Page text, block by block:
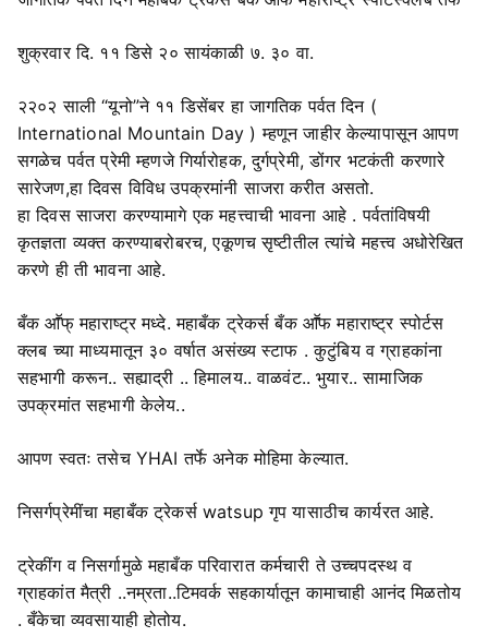
शुक्रवार दि. ११ डिसे २० सायंकाळी ७. ३० वा.
२२०२ साली “यूनो”ने ११ डिसेंबर हा जागतिक पर्वत दिन (
International Mountain Day ) म्हणून जाहीर केल्यापासून आपण
सगळेच पर्वत प्रेमी म्हणजे गिर्यारोहक, दुर्गप्रेमी, डोंगर भटकंती करणारे
सारेजण,हा दिवस विविध उपक्रमांनी साजरा करीत असतो.
हा दिवस साजरा करण्यामागे एक महत्त्वाची भावना आहे . पर्वतांविषयी
कृतज्ञता व्यक्त करण्याबरोबरच, एकूणच सृष्टीतील त्यांचे महत्त्व अधोरेखित
करणे ही ती भावना आहे.
बँक आॕफ् महाराष्ट्र मध्दे. महाबँक ट्रेकर्स बँक आॕफ महाराष्ट्र स्पोर्टस
क्लब च्या माध्यमातून ३० वर्षात असंख्य स्टाफ . कुटुंबिय व ग्राहकांना
सहभागी करून.. सह्याद्री .. हिमालय.. वाळवंट.. भुयार.. सामाजिक
उपक्रमांत सहभागी केलेय..
आपण स्वतः तसेच YHAI तर्फे अनेक मोहिमा केल्यात.
निसर्गप्रेमींचा महाबँक ट्रेकर्स watsup गृप यासाठीच कार्यरत आहे.
ट्रेकींग व निसर्गामुळे महाबँक परिवारात कर्मचारी ते उच्चपदस्थ व
ग्राहकांत मैत्री ..नम्रता..टिमवर्क सहकार्यातून कामाचाही आनंद मिळतोय
. बँकेचा व्यवसायाही होतोय.